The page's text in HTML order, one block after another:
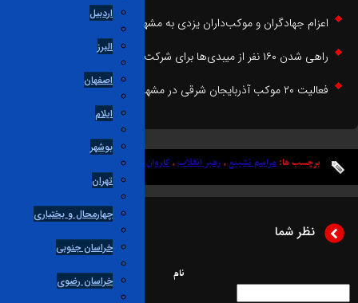
اردبیل
اصفهان
بوشهر
تهران
چهارمحال و بختیاری
خراسان جنوبی
خراسان رضوی
جهادگران و موکب‌داران یزدی به مشهد مقدس
۱۶۰ نفر از میبدی‌ها برای شرکت در مراسم وداع با رهبر شهید
۲۰ موکب آذربایجان شرقی در مشهدمقدس
برچسب ها:مراسم تشییع،رهبر انقلاب،کاروان زائران،مشهد مقدس
نظر شما